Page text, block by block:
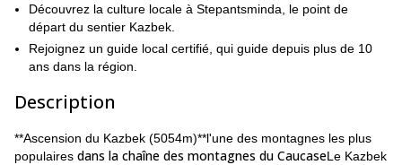
Découvrez la culture locale à Stepantsminda, le point de
départ du sentier Kazbek.
Rejoignez un guide local certifié, qui guide depuis plus de 10
ans dans la région.
Description
**Ascension du Kazbek (5054m)**l'une des montagnes les plus
populaires dans la chaîne des montagnes du CaucaseLe Kazbek